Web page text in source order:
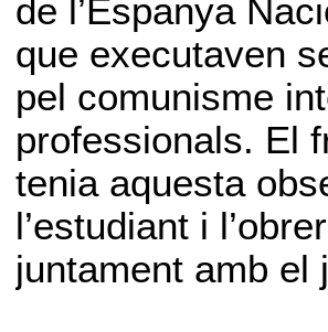
de l’Espanya
que executaven
pel comunisme
professionals. El
tenia aquesta
l’estudiant i
juntament amb el